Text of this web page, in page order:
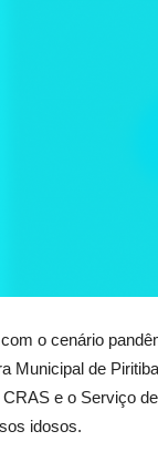
o cenário
Municipal de
CRAS e o Serviço
idosos.